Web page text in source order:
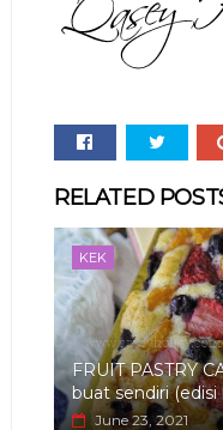
RELATED
KEK
FRUIT PASTRY
buat sendiri (edisi
June 23, 2021